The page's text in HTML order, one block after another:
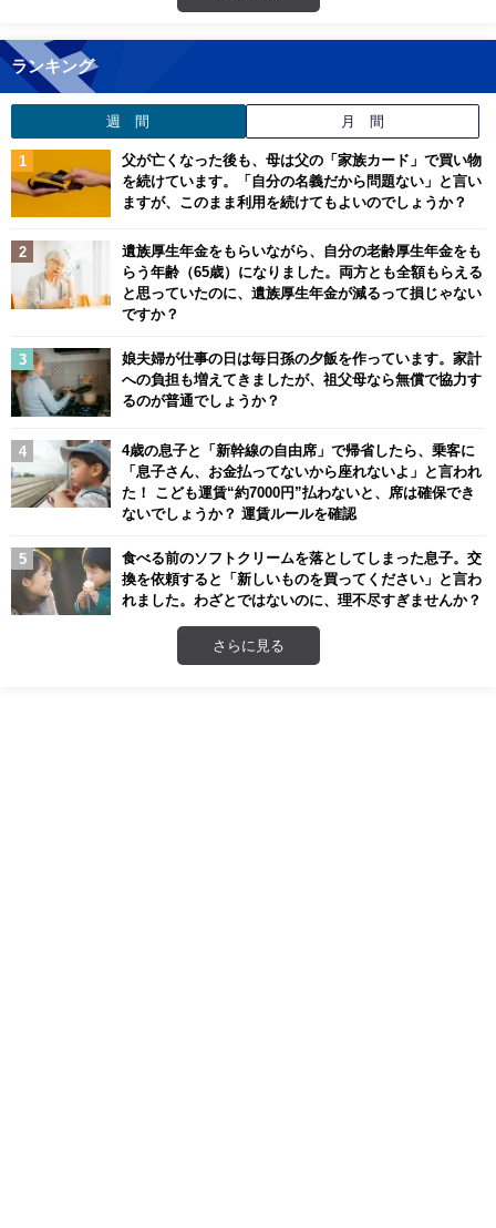
ランキング
週 間 月 間
父が亡くなった後も、母は父の「家族カード」で買い物
を続けています。「自分の名義だから問題ない」と言い
ますが、このまま利用を続けてもよいのでしょうか？
遺族厚生年金をもらいながら、自分の老齢厚生年金をも
らう年齢（65歳）になりました。両方とも全額もらえる
と思っていたのに、遺族厚生年金が減るって損じゃない
ですか？
娘夫婦が仕事の日は毎日孫の夕飯を作っています。家計
への負担も増えてきましたが、祖父母なら無償で協力す
るのが普通でしょうか？
4歳の息子と「新幹線の自由席」で帰省したら、乗客に
「息子さん、お金払ってないから座れないよ」と言われ
た！ こども運賃“約7000円”払わないと、席は確保でき
ないでしょうか？ 運賃ルールを確認
食べる前のソフトクリームを落としてしまった息子。交
換を依頼すると「新しいものを買ってください」と言わ
れました。わざとではないのに、理不尽すぎませんか？
さらに見る